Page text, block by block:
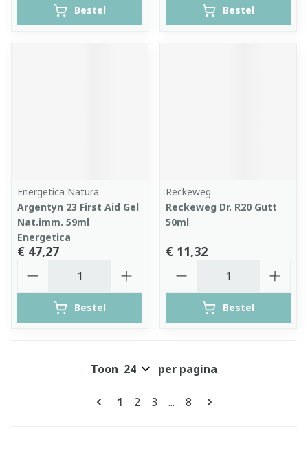
Bestel Bestel
Energetica Natura
Argentyn 23 First Aid Gel
Nat.imm. 59ml
Energetica
€ 47,27
Bestel
Reckeweg
Reckeweg Dr. R20 Gutt
50ml
€ 11,32
Bestel
Pagina's
U lees momenteel pagina
1 Pagina
2 Pagina
3 ... Pagina
8
Toon per pagina